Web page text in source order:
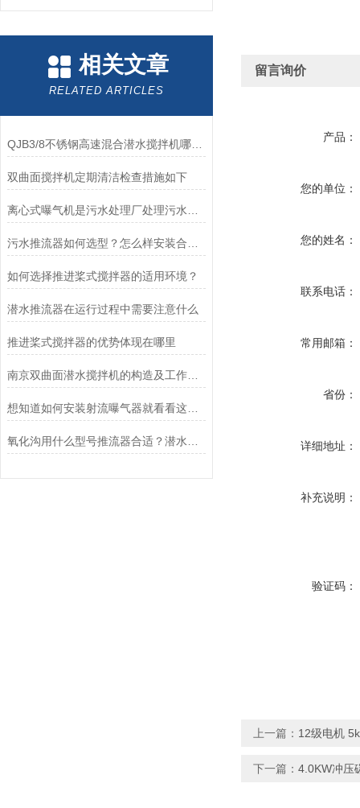
相关文章
RELATED ARTICLES
QJB3/8不锈钢高速混合潜水搅拌机哪里生产的质量好？
双曲面搅拌机定期清洁检查措施如下
如何选择推进桨式搅拌器的适用环境？
潜水推流器在运行过程中需要注意什么
推进桨式搅拌器的优势体现在哪里
南京双曲面潜水搅拌机的构造及工作过程，安装流程分享
想知道如何安装射流曝气器就看看这些吧
留言询价
产品：
您的单位：
您的姓名：
联系电话：
常用邮箱：
省份：
详细地址：
补充说明：
验证码：
上一篇： 12级电机
下一篇： 4.0KW冲压